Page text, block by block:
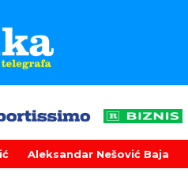
Aleksandar Nešović Baja